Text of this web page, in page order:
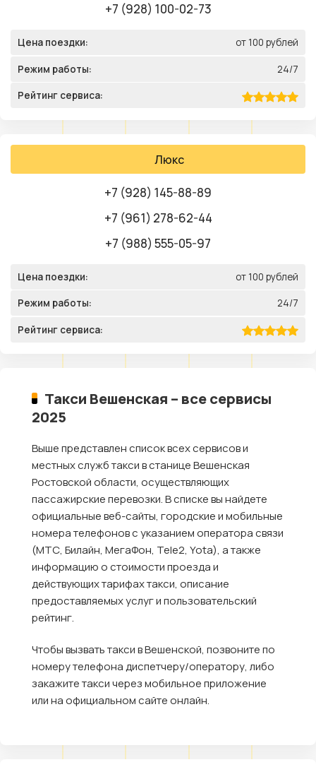
+7 (928) 100-02-73
Цена поездки: от 100 рублей
Режим работы: 24/7
Рейтинг сервиса:
Люкс
+7 (928) 145-88-89
+7 (961) 278-62-44
+7 (988) 555-05-97
Цена поездки: от 100 рублей
Режим работы: 24/7
Рейтинг сервиса:
Такси Вешенская – все сервисы
2025
Выше представлен список всех сервисов и
местных служб такси в станице Вешенская
Ростовской области, осуществляющих
пассажирские перевозки. В списке вы найдете
официальные веб-сайты, городские и мобильные
номера телефонов с указанием оператора связи
(МТС, Билайн, МегаФон, Tele2, Yota), а также
информацию о стоимости проезда и
действующих тарифах такси, описание
предоставляемых услуг и пользовательский
рейтинг.
Чтобы вызвать такси в Вешенской, позвоните по
номеру телефона диспетчеру/оператору, либо
закажите такси через мобильное приложение
или на официальном сайте онлайн.